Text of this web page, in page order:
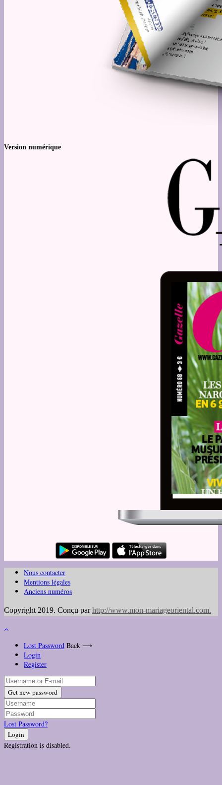
Version numérique
Nous contacter
Mentions légales
Anciens numéros
Copyright 2019. Conçu parhttp://www.mon-mariageoriental.com.
Lost Password Back ⟶
Login
Register
Get new password
Lost Password?
Login
Registration is disabled.